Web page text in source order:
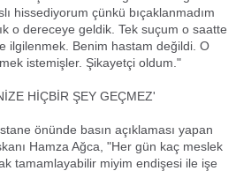
hissediyorum çünkü bıçaklanmadım
o dereceye geldik. Tek suçum o saatte
ilgilenmek. Benim hastam değildi. O
istemişler. Şikayetçi oldum."
HİÇBİR ŞEY GEÇMEZ'
önünde basın açıklaması yapan
Hamza Ağca, "Her gün kaç meslek
tamamlayabilir miyim endişesi ile işe